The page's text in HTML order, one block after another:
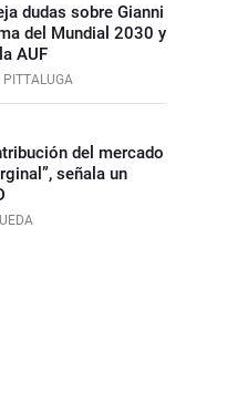
dudas sobre Gianni
del Mundial 2030 y
AUF
del mercado
señala un